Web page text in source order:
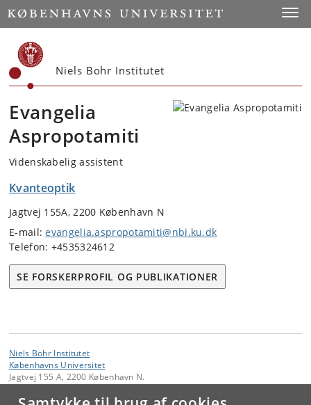
Start
Niels Bohr Institutet
Evangelia
Aspropotamiti
Videnskabelig assistent
Kvanteoptik
Jagtvej 155A, 2200 København N
E-mail:evangelia.aspropotamiti@nbi.ku.dk
Telefon: +4535324612
SE FORSKERPROFIL OG PUBLIKATIONER
Niels Bohr Institutet
Københavns Universitet
Jagtvej 155 A, 2200 København N.
Kontakt: